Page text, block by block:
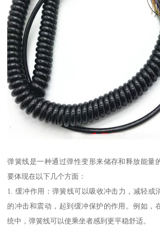
弹簧线是一种通过弹性变形来储存和释放能量
要体现在以下几个方面：
1. 缓冲作用：弹簧线可以吸收冲击力，减轻或
的冲击和震动，起到缓冲保护的作用。例如，
统中，弹簧线可以使乘坐者感到更平稳舒适。